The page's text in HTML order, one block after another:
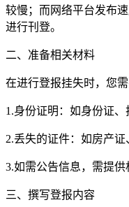
较慢；而网络平台发布
进行刊登。
二、准备相关材料
在进行登报挂失时，您需
1.身份证明：如身份证、
2.丢失的证件：如房产证
3.如需公告信息，需提供
三、撰写登报内容